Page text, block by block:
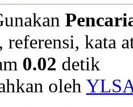
referensi, kata
0.02 detik
oleh